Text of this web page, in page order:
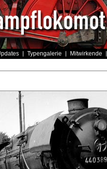
Typengalerie Mitwirkende